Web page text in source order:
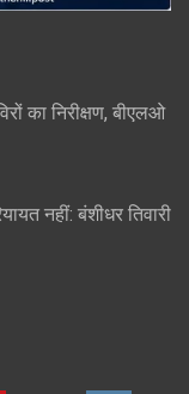
का निरीक्षण, बीएलओ
नहीं: बंशीधर तिवारी